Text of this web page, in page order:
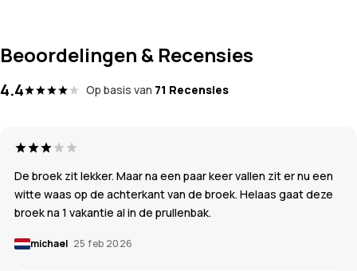
Beoordelingen & Recensies
4.4 Op basis van 71 Recensies
De broek zit lekker. Maar na een paar keer vallen zit er nu een
witte waas op de achterkant van de broek. Helaas gaat deze
broek na 1 vakantie al in de prullenbak.
michael 25 feb 2026